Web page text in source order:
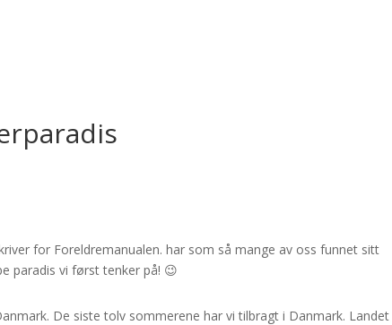
for Foreldremanualen.har som så mange av oss funnet sitt
paradis vi først tenker på! 😉
De siste tolv sommerene har vi tilbragt i Danmark. Landet